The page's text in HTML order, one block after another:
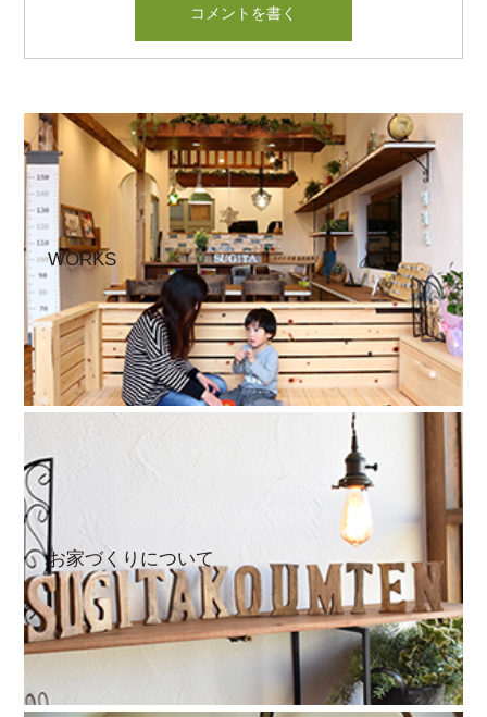
WORKS
お家づくりについて